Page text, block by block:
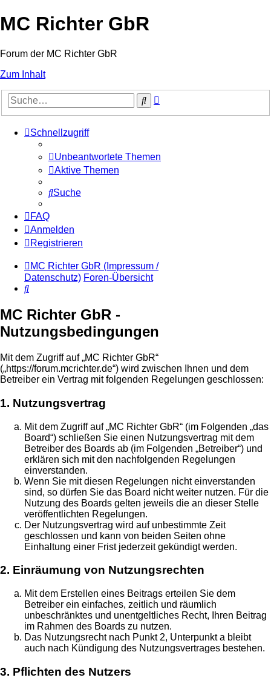
MC Richter GbR
Forum der MC Richter GbR
Zum Inhalt
Suche
Schnellzugriff
Unbeantwortete Themen
Aktive Themen
Suche
FAQ
Anmelden
Registrieren
MC Richter GbR (Impressum /
Datenschutz) Foren-Übersicht
Suche
MC Richter GbR -
Nutzungsbedingungen
Mit dem Zugriff auf „MC Richter GbR“
(„https://forum.mcrichter.de“) wird zwischen Ihnen und dem
Betreiber ein Vertrag mit folgenden Regelungen geschlossen:
1. Nutzungsvertrag
Mit dem Zugriff auf „MC Richter GbR“ (im Folgenden „das
Board“) schließen Sie einen Nutzungsvertrag mit dem
Betreiber des Boards ab (im Folgenden „Betreiber“) und
erklären sich mit den nachfolgenden Regelungen
einverstanden.
Wenn Sie mit diesen Regelungen nicht einverstanden
sind, so dürfen Sie das Board nicht weiter nutzen. Für die
Nutzung des Boards gelten jeweils die an dieser Stelle
veröffentlichten Regelungen.
Der Nutzungsvertrag wird auf unbestimmte Zeit
geschlossen und kann von beiden Seiten ohne
Einhaltung einer Frist jederzeit gekündigt werden.
2. Einräumung von Nutzungsrechten
Mit dem Erstellen eines Beitrags erteilen Sie dem
Betreiber ein einfaches, zeitlich und räumlich
unbeschränktes und unentgeltliches Recht, Ihren Beitrag
im Rahmen des Boards zu nutzen.
Das Nutzungsrecht nach Punkt 2, Unterpunkt a bleibt
auch nach Kündigung des Nutzungsvertrages bestehen.
3. Pflichten des Nutzers